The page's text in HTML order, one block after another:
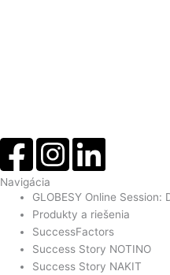
Navigácia
GLOBESY Online
Produkty a riešenia
SuccessFactors
Success Story NOTINO
Success Story NAKIT